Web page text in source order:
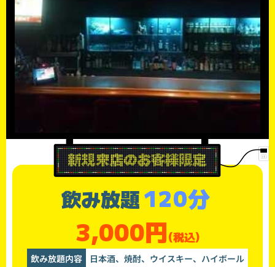
飲み放題120分
3,000円(税込)
飲み放題内容 日本酒、焼酎、ウイスキー、ハイボール